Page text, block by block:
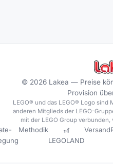
© 2026 Lakea — Preise
Provision
LEGO® und das LEGO® Logo sind
anderen Mitglieds der LEGO-
mit der LEGO Group
Methodik
🎢
LEGOLAND
Versand